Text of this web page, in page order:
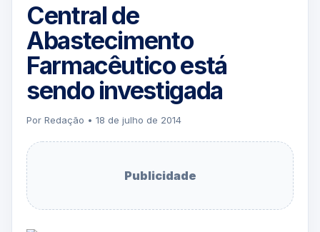
Central de
Abastecimento
Farmacêutico está
sendo investigada
Por Redação • 18 de julho de 2014
Publicidade